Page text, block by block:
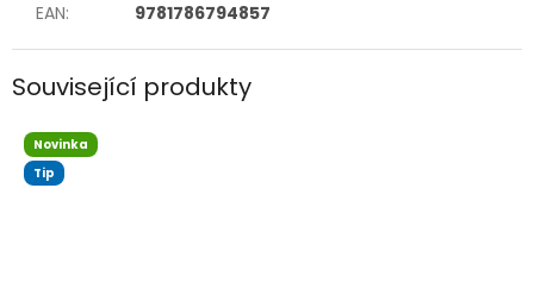
EAN: 9781786794857
Související produkty
Novinka
Tip